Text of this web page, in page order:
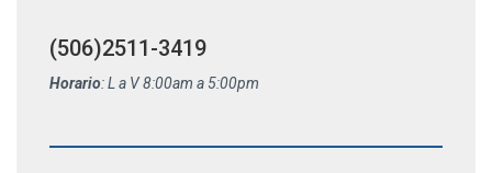
(506)2511-3419
Horario: L a V 8:00am a 5:00pm